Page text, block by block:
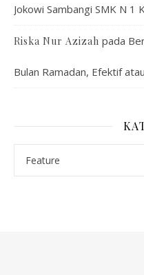
Jokowi Sambangi SMK N 1
Riska Nur Azizah pada
Bulan Ramadan, Efektif